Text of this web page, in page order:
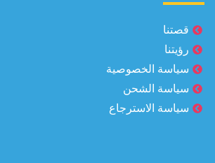
قصتنا
رؤيتنا
سياسة الخصوصية
سياسة الشحن
سياسة الاسترجاع